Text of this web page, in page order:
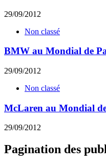
29/09/2012
Non classé
BMW au Mondial de
29/09/2012
Non classé
McLaren au Mondial
29/09/2012
Pagination des